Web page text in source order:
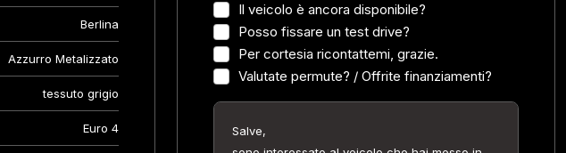
Berlina
Azzurro Metalizzato
tessuto grigio
Euro 4
Il veicolo è ancora disponibile?
Posso fissare un test drive?
Per cortesia ricontattemi, grazie.
Valutate permute? / Offrite finanziamenti?